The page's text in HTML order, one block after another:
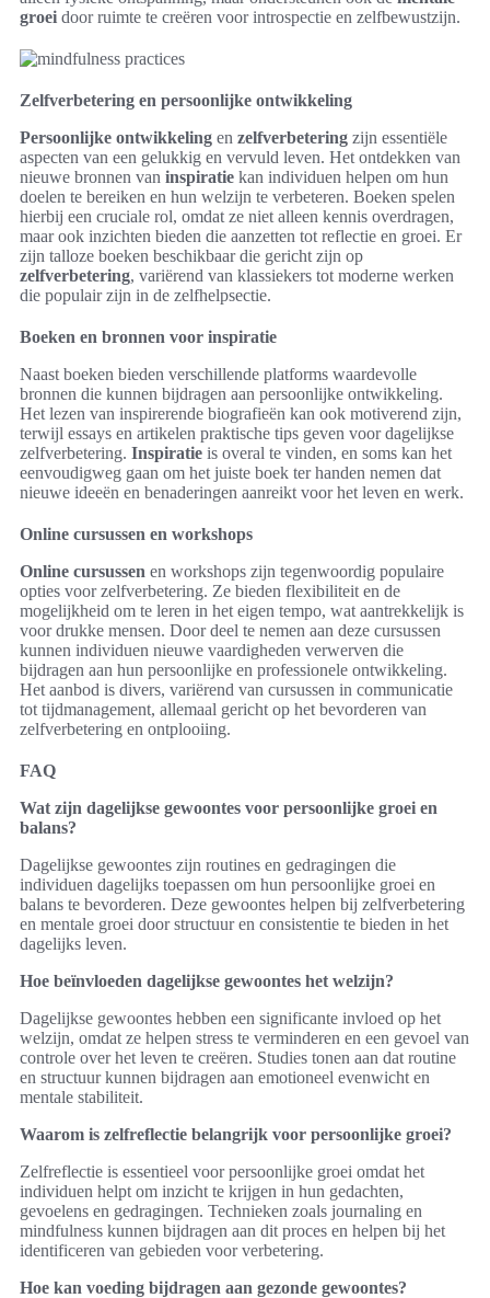
groei door ruimte te creëren voor introspectie en zelfbewustzijn.
Zelfverbetering en persoonlijke ontwikkeling
Persoonlijke ontwikkeling en zelfverbetering zijn essentiële
aspecten van een gelukkig en vervuld leven. Het ontdekken van
nieuwe bronnen van inspiratie kan individuen helpen om hun
doelen te bereiken en hun welzijn te verbeteren. Boeken spelen
hierbij een cruciale rol, omdat ze niet alleen kennis overdragen,
maar ook inzichten bieden die aanzetten tot reflectie en groei. Er
zijn talloze boeken beschikbaar die gericht zijn op
zelfverbetering, variërend van klassiekers tot moderne werken
die populair zijn in de zelfhelpsectie.
Boeken en bronnen voor inspiratie
Naast boeken bieden verschillende platforms waardevolle
bronnen die kunnen bijdragen aan persoonlijke ontwikkeling.
Het lezen van inspirerende biografieën kan ook motiverend zijn,
terwijl essays en artikelen praktische tips geven voor dagelijkse
zelfverbetering. Inspiratie is overal te vinden, en soms kan het
eenvoudigweg gaan om het juiste boek ter handen nemen dat
nieuwe ideeën en benaderingen aanreikt voor het leven en werk.
Online cursussen en workshops
Online cursussen en workshops zijn tegenwoordig populaire
opties voor zelfverbetering. Ze bieden flexibiliteit en de
mogelijkheid om te leren in het eigen tempo, wat aantrekkelijk is
voor drukke mensen. Door deel te nemen aan deze cursussen
kunnen individuen nieuwe vaardigheden verwerven die
bijdragen aan hun persoonlijke en professionele ontwikkeling.
Het aanbod is divers, variërend van cursussen in communicatie
tot tijdmanagement, allemaal gericht op het bevorderen van
zelfverbetering en ontplooiing.
FAQ
Wat zijn dagelijkse gewoontes voor persoonlijke groei en
balans?
Dagelijkse gewoontes zijn routines en gedragingen die
individuen dagelijks toepassen om hun persoonlijke groei en
balans te bevorderen. Deze gewoontes helpen bij zelfverbetering
en mentale groei door structuur en consistentie te bieden in het
dagelijks leven.
Hoe beïnvloeden dagelijkse gewoontes het welzijn?
Dagelijkse gewoontes hebben een significante invloed op het
welzijn, omdat ze helpen stress te verminderen en een gevoel van
controle over het leven te creëren. Studies tonen aan dat routine
en structuur kunnen bijdragen aan emotioneel evenwicht en
mentale stabiliteit.
Waarom is zelfreflectie belangrijk voor persoonlijke groei?
Zelfreflectie is essentieel voor persoonlijke groei omdat het
individuen helpt om inzicht te krijgen in hun gedachten,
gevoelens en gedragingen. Technieken zoals journaling en
mindfulness kunnen bijdragen aan dit proces en helpen bij het
identificeren van gebieden voor verbetering.
Hoe kan voeding bijdragen aan gezonde gewoontes?